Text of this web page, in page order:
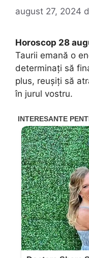
august 27, 2024
Horoscop 28
Taurii emană o
determinați să
plus, reușiți să
în jurul vostru.